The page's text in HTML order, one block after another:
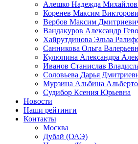
Алешко Надежда
Коренев Максим
Вербов Максим
Вандакуров Александр
Хайрутдинова Эльза
Санникова Ольга
Кулюпина Александра
Иванов Станислав
Соловьева Дарья
Мурзина Альбина
Судибор Ксения Юрьевна
Новости
Наши рейтинги
Контакты
Москва
Дубай (ОАЭ)